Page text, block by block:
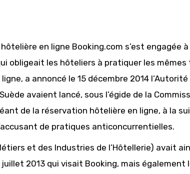
en ligne Booking.com s’est engagée
obligeait les hôteliers à pratiquer les
a annoncé le 15 décembre 2014
avaient lancé, sous l’égide de la
de la réservation hôtelière en ligne, à la
de pratiques anticoncurrentielles.
et des Industries de l’Hôtellerie) avait
2013 qui visait Booking, mais également